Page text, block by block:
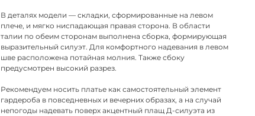
В деталях модели — складки, сформированные на левом
плече, и мягко ниспадающая правая сторона. В области
талии по обеим сторонам выполнена сборка, формирующая
выразительный силуэт. Для комфортного надевания в левом
шве расположена потайная молния. Также сбоку
предусмотрен высокий разрез.
Рекомендуем носить платье как самостоятельный элемент
гардероба в повседневных и вечерних образах, а на случай
непогоды надевать поверх акцентный плащ Д-силуэта из